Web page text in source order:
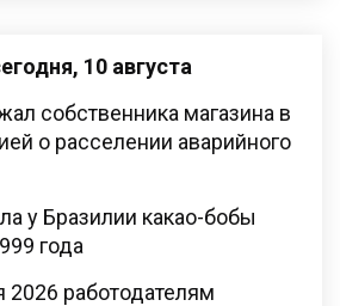
10 августа
собственника магазина в
о расселении аварийного
у Бразилии какао-бобы
года
2026 работодателям